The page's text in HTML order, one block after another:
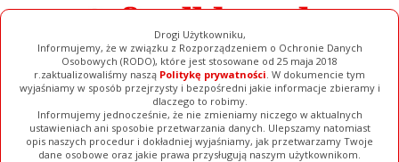
Drogi Użytkowniku,
Informujemy, że w związku z Rozporządzeniem o Ochronie Danych
Osobowych (RODO), które jest stosowane od 25 maja 2018
r.zaktualizowaliśmy naszą Politykę prywatności. W dokumencie tym
wyjaśniamy w sposób przejrzysty i bezpośredni jakie informacje zbieramy i
dlaczego to robimy.
Informujemy jednocześnie, że nie zmieniamy niczego w aktualnych
ustawieniach ani sposobie przetwarzania danych. Ulepszamy natomiast
opis naszych procedur i dokładniej wyjaśniamy, jak przetwarzamy Twoje
dane osobowe oraz jakie prawa przysługują naszym użytkownikom.
Ogłoszenia Filmy Galerie Baza Firm Pełna Wersja